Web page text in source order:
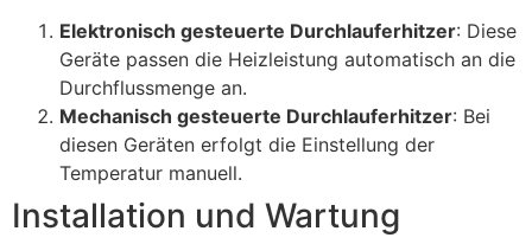
Elektronisch gesteuerte Durchlauferhitzer: Diese
Geräte passen die Heizleistung automatisch an die
Durchflussmenge an.
Mechanisch gesteuerte Durchlauferhitzer: Bei
diesen Geräten erfolgt die Einstellung der
Temperatur manuell.
Installation und Wartung